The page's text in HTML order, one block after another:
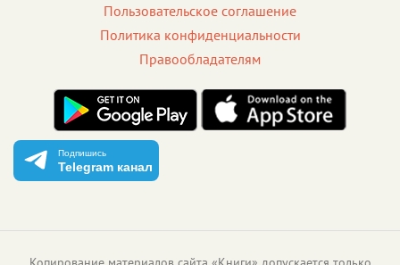
Пользовательское соглашение
Политика конфиденциальности
Правообладателям
Подпишись
Telegram канал